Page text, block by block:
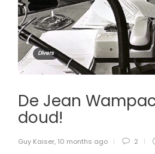
Divers
De Jean
doud!
Guy Kaiser, 10 months ago 2